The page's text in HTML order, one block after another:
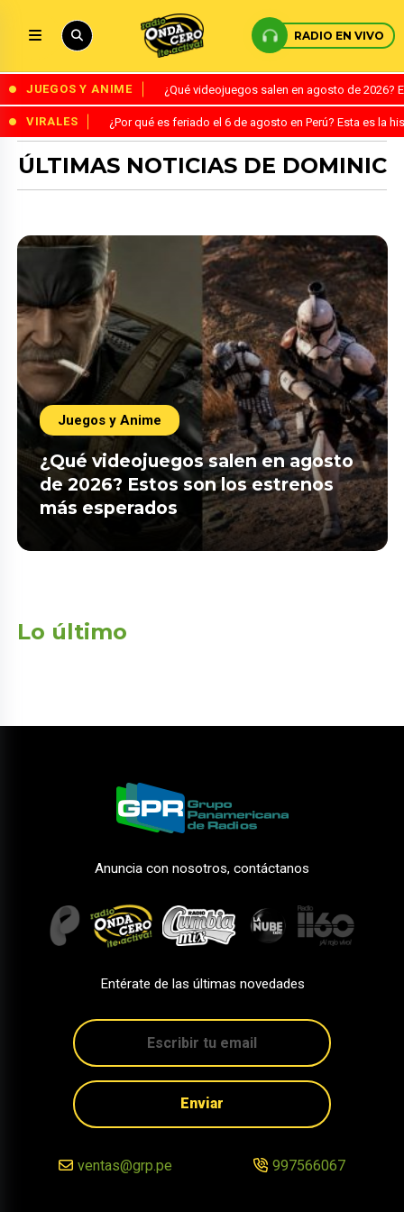
RADIO EN VIVO
JUEGOS Y ANIME ¿Qué videojuegos salen en agosto de
VIRALES ¿Por qué es feriado el 6 de agosto en Perú? Esta es la
ÚLTIMAS NOTICIAS DE DOMINIC
Juegos y Anime
¿Qué videojuegos salen en agosto
de 2026? Estos son los estrenos
más esperados
Lo último
Anuncia con nosotros, contáctanos
Entérate de las últimas novedades
Enviar
ventas@grp.pe 997566067